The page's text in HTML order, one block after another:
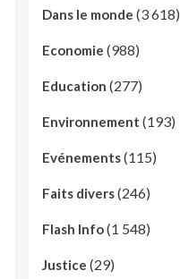
Dans le monde (3 618)
Economie (988)
Education (277)
Environnement (193)
Evénements(115)
Faits divers(246)
Flash Info(1 548)
Justice (29)